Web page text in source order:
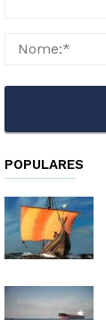
POPULARES